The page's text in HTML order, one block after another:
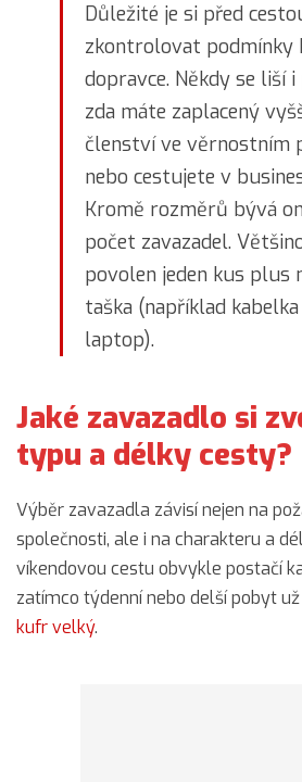
Důležité je si před
zkontrolovat podmínky
dopravce. Někdy se liší
zda máte zaplacený
členství ve věrnostním
nebo cestujete v
Kromě rozměrů bývá
počet zavazadel.
povolen jeden kus plus
taška (například
laptop).
Jaké zavazadlo si
typu a délky cesty?
Výběr zavazadla závisí nejen na
společnosti, ale i na charakteru a
víkendovou cestu obvykle postačí
zatímco týdenní nebo delší pobyt
kufr velký.